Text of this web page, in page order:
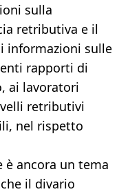
sulla
retributiva e il
informazioni sulle
rapporti di
ai lavoratori
retributivi
nel rispetto
è ancora un tema
il divario